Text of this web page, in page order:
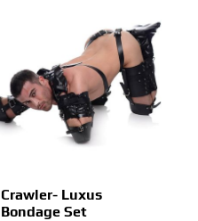
Crawler- Luxus
Bondage Set